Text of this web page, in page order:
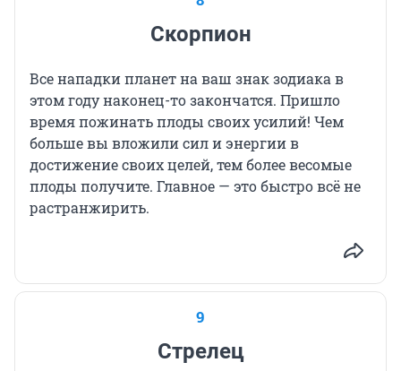
Скорпион
Все нападки планет на ваш знак зодиака в
этом году наконец-то закончатся. Пришло
время пожинать плоды своих усилий! Чем
больше вы вложили сил и энергии в
достижение своих целей, тем более весомые
плоды получите. Главное — это быстро всё не
растранжирить.
9
Стрелец